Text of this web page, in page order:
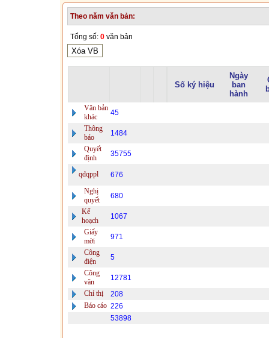
Theo năm văn bản:
Tổng số: 0 văn bản
Số ký hiệu
Ngày
ban
hành
Văn bản
khác
45
Thông
báo
1484
Quyết
định
35755
qdqppl
676
Nghị
quyết
680
Kế
hoạch
1067
Giấy
mời
971
Công
điện
5
Công
văn
12781
Chỉ thị
208
Báo cáo 226
53898